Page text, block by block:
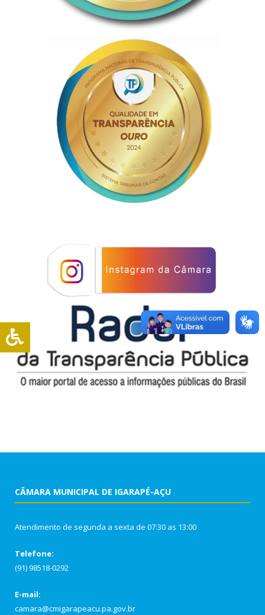
CÂMARA MUNICIPAL DE IGARAPÉ-AÇU
Atendimento de segunda a sexta de 07:30 as 13:00
Telefone:
(91) 98518-0292
E-mail:
camara@cmigarapeacu.pa.gov.br